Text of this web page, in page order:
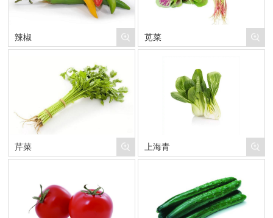
辣椒 苋菜
芹菜 上海青